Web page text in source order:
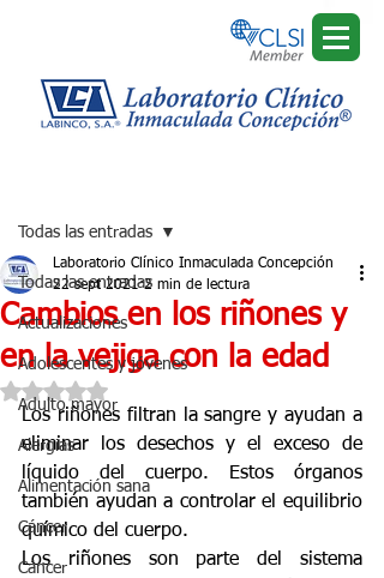
Todas las entradas
Actualizaciones
Adolescentes y jóvenes
Adulto mayor
Alergias
Alimentación sana
Cáncer
Cáncer
Todas las entradas
Cambios en los riñones y
en la vejiga con la edad
Laboratorio Clínico Inmaculada Concepción
22 sept 2021 2 min de lectura
Obtuvo NaN de 5 estrellas.
Los riñones filtran la sangre y ayudan a
eliminar los desechos y el exceso de
líquido del cuerpo. Estos órganos
también ayudan a controlar el equilibrio
químico del cuerpo.
Los riñones son parte del sistema